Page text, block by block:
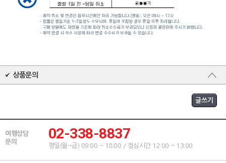
상품문의
여행상담
문의
02-338-8837
평일(월~금) 09:00 ~ 18:00 / 점심시간 12:00 ~ 13:00